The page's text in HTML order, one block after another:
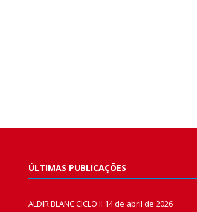
ÚLTIMAS PUBLICAÇÕES
ALDIR BLANC CICLO II 14 de abril de 2026